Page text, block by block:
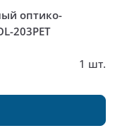
оптико-
203PET
1 шт.